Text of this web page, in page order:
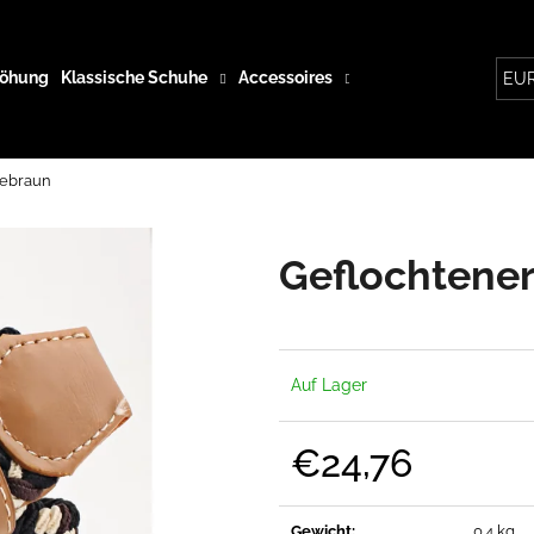
Klassische Schuhe Accessoires
Auf Lager
€24,76
Wir empfehlen